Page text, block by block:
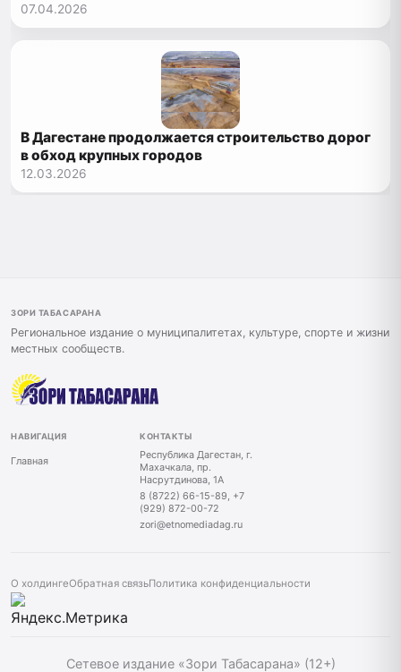
07.04.2026
В Дагестане продолжается строительство дорог
в обход крупных городов
12.03.2026
ЗОРИ ТАБАСАРАНА
Региональное издание о муниципалитетах, культуре, спорте и жизни
местных сообществ.
НАВИГАЦИЯ
Главная
КОНТАКТЫ
Республика Дагестан, г.
Махачкала, пр.
Насрутдинова, 1А
8 (8722) 66-15-89, +7
(929) 872-00-72
zori@etnomediadag.ru
О холдингеОбратная связьПолитика конфиденциальности
Сетевое издание «Зори Табасарана» (12+)